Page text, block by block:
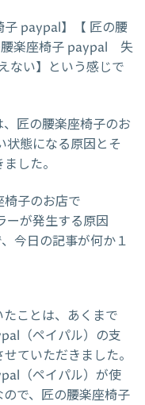
子 paypal】【 匠の腰
楽座椅子 paypal 失
い】という感じで
匠の腰楽座椅子のお
態になる原因とそ
した。
子のお店で
ーが発生する原因
今日の記事が何か１
ことは、あくまで
（ペイパル）の支
ていただきました。
（ペイパル）が使
で、匠の腰楽座椅子